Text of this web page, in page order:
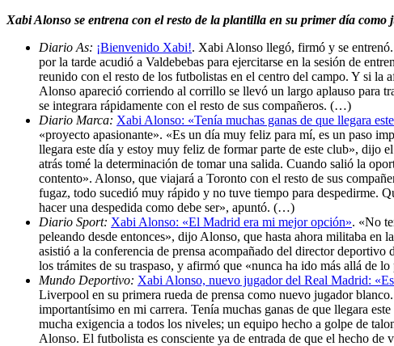
Xabi Alonso se entrena con el resto de la plantilla en su primer día
Diario As: ¡Bienvenido Xabi!. Xabi Alonso llegó, firmó y se
por la tarde acudió a Valdebebas para ejercitarse en la sesión de
reunido con el resto de los futbolistas en el centro del campo. Y si la
Alonso apareció corriendo al corrillo se llevó un largo aplauso para
se integrara rápidamente con el resto de sus compañeros. (…)
Diario Marca: Xabi Alonso: «Tenía muchas ganas de que llegara
«proyecto apasionante». «Es un día muy feliz para mí, es un paso
llegara este día y estoy muy feliz de formar parte de este club», dijo
atrás tomé la determinación de tomar una salida. Cuando salió la
contento». Alonso, que viajará a Toronto con el resto de sus
fugaz, todo sucedió muy rápido y no tuve tiempo para despedirme.
hacer una despedida como debe ser», apuntó. (…)
Diario Sport: Xabi Alonso: «El Madrid era mi mejor opción». «No
peleando desde entonces», dijo Alonso, que hasta ahora militaba
asistió a la conferencia de prensa acompañado del director
los trámites de su traspaso, y afirmó que «nunca ha ido más allá de
Mundo Deportivo: Xabi Alonso, nuevo jugador del Real Madrid:
Liverpool en su primera rueda de prensa como nuevo jugador
importantísimo en mi carrera. Tenía muchas ganas de que llegara
mucha exigencia a todos los niveles; un equipo hecho a golpe de
Alonso. El futbolista es consciente ya de entrada de que el hecho